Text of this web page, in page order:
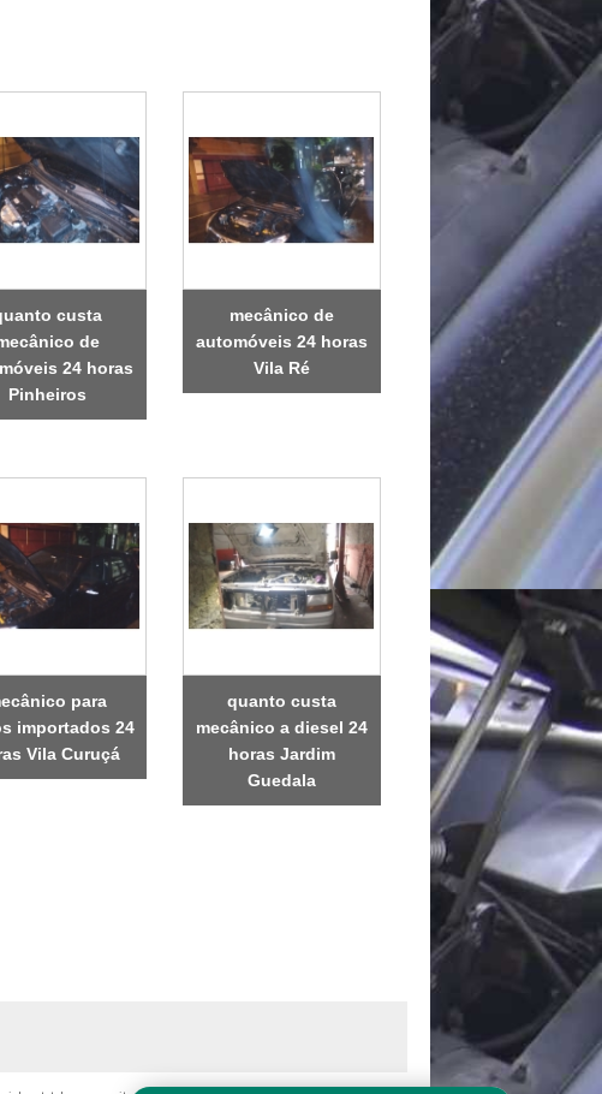
custa
de
24 horas
Pinheiros
mecânico de
automóveis 24 horas
Vila Ré
para
importados 24
Vila Curuçá
quanto custa
mecânico a diesel 24
horas Jardim
Guedala